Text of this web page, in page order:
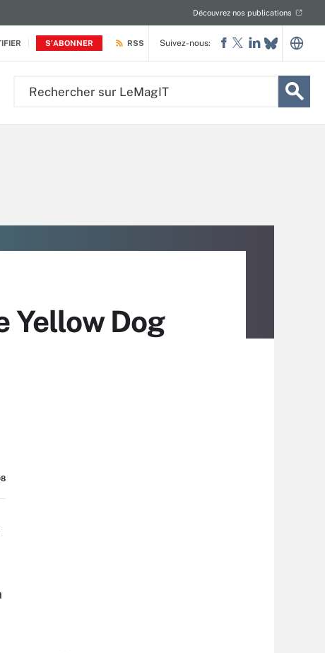
S'ABONNER
Découvrez nos publications
RSS Suivez-nous:
Yellow Dog